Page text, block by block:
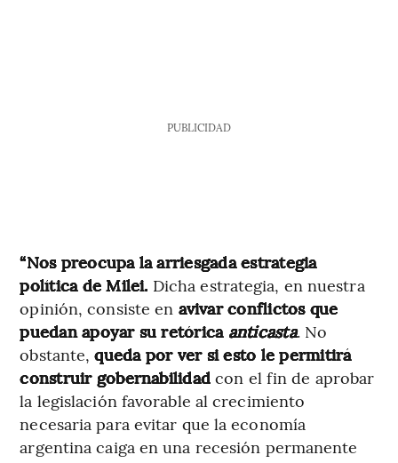
PUBLICIDAD
“Nos preocupa la arriesgada estrategia
política de Milei. Dicha estrategia, en nuestra
opinión, consiste en avivar conflictos que
puedan apoyar su retórica anticasta. No
obstante,queda por ver si esto le permitirá
construir gobernabilidad con el fin de aprobar
la legislación favorable al crecimiento
necesaria para evitar que la economía
argentina caiga en una recesión permanente